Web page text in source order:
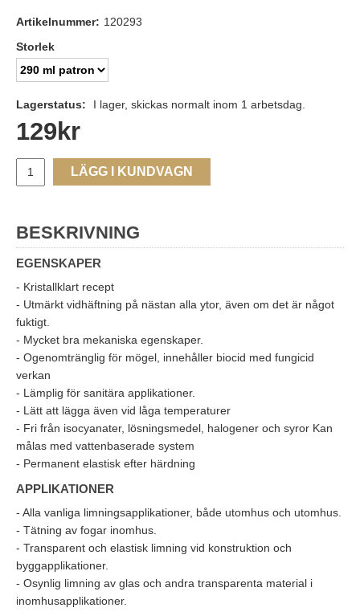
Artikelnummer: 120293
Storlek
Lagerstatus: I lager, skickas normalt inom 1 arbetsdag.
129 kr
LÄGG I KUNDVAGN
BESKRIVNING
EGENSKAPER
- Kristallklart recept
- Utmärkt vidhäftning på nästan alla ytor, även om det är något
fuktigt.
- Mycket bra mekaniska egenskaper.
- Ogenomtränglig för mögel, innehåller biocid med fungicid
verkan
- Lämplig för sanitära applikationer.
- Lätt att lägga även vid låga temperaturer
- Fri från isocyanater, lösningsmedel, halogener och syror Kan
målas med vattenbaserade system
- Permanent elastisk efter härdning
APPLIKATIONER
- Alla vanliga limningsapplikationer, både utomhus och utomhus.
- Tätning av fogar inomhus.
- Transparent och elastisk limning vid konstruktion och
byggapplikationer.
- Osynlig limning av glas och andra transparenta material i
inomhusapplikationer.